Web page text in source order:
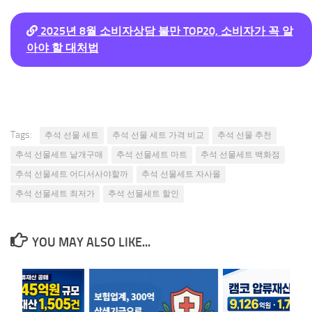
2025년 8월 소비자상담 불만 TOP20, 소비자가 꼭 알
아야 할 대처법
Tags: 추석 선물 세트 추석 선물 세트 가격 비교
추석 선물 추천
추석 선물세트 낱개구매
추석 선물세트 마트
추석 선물세트 백화점
추석 선물세트 어디서사야할까
추석 선물세트 자사몰
추석 선물세트 최저가
추석 선물세트 할인
YOU MAY ALSO LIKE...